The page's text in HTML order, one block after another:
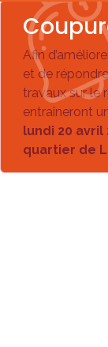
Afin
et de
travaux sur le
entraîneront
lundi 20 avril
quartier de